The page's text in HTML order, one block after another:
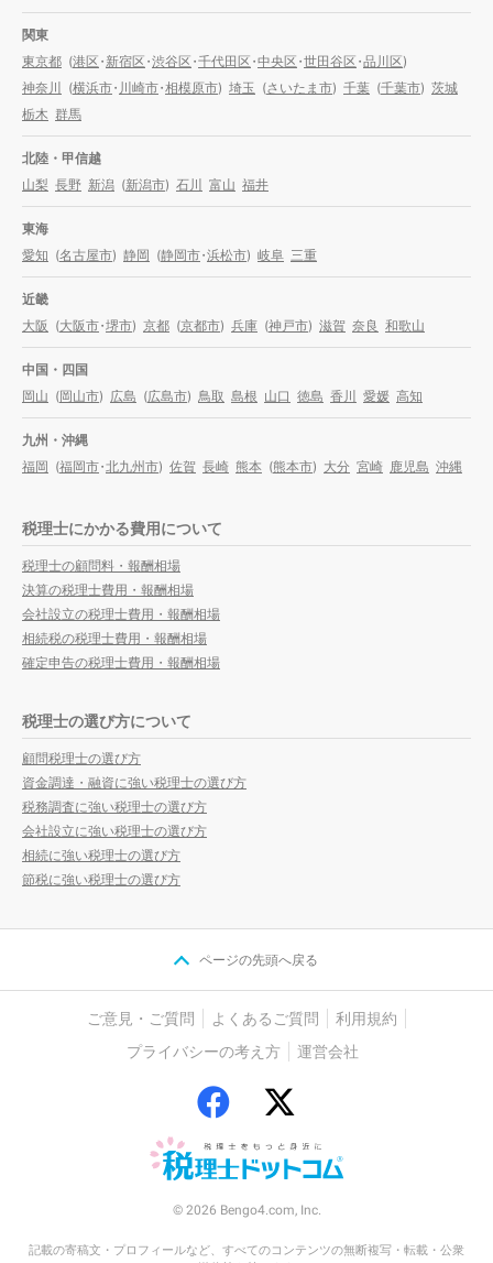
関東
東京都 (港区・新宿区・渋谷区・千代田区・中央区・世田谷区・品川区)
神奈川
(横浜市・川崎市・相模原市) 埼玉 (さいたま市) 千葉 (千葉市) 茨城
栃木 群馬
北陸・甲信越
山梨 長野 新潟 (新潟市) 石川 富山 福井
東海
愛知 (名古屋市) 静岡 (静岡市・浜松市) 岐阜 三重
近畿
大阪 (大阪市・堺市) 京都 (京都市) 兵庫 (神戸市) 滋賀 奈良 和歌山
中国・四国
岡山 (岡山市) 広島 (広島市) 鳥取 島根 山口 徳島 香川 愛媛 高知
九州・沖縄
福岡 (福岡市・北九州市) 佐賀 長崎 熊本 (熊本市) 大分 宮崎 鹿児島 沖縄
税理士にかかる費用について
税理士の顧問料・報酬相場
決算の税理士費用・報酬相場
会社設立の税理士費用・報酬相場
相続税の税理士費用・報酬相場
確定申告の税理士費用・報酬相場
税理士の選び方について
顧問税理士の選び方
資金調達・融資に強い税理士の選び方
税務調査に強い税理士の選び方
会社設立に強い税理士の選び方
相続に強い税理士の選び方
節税に強い税理士の選び方
ページの先頭へ戻る
ご意見・ご質問 よくあるご質問
利用規約
プライバシーの考え方
運営会社
© 2026 Bengo4.com, Inc.
記載の寄稿文・プロフィールなど、すべてのコンテンツの無断複写・転載・公衆